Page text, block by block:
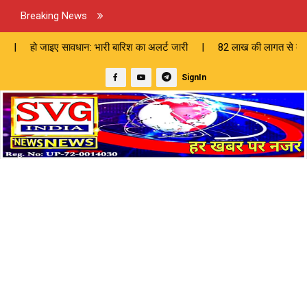
Breaking News
भारी बारिश का अलर्ट जारी | 82 लाख की लागत से बनेगी सीसी सड़क,
SignIn